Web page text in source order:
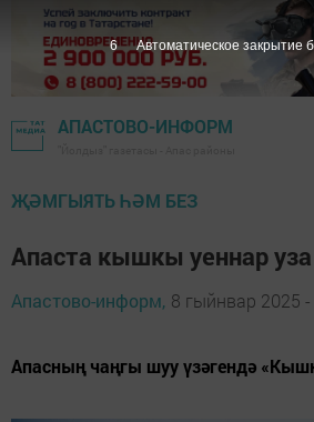
АПАСТОВО-ИНФОРМ
ҖӘМГЫЯТЬ ҺӘМ БЕЗ
Апаста кышкы уеннар уза
Апастово-информ, 8 гыйнвар 2025 -
Апасның чаңгы шуу үзәгендә
5 Автоматическое закрытие